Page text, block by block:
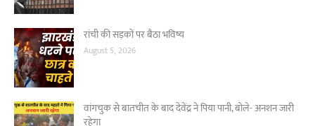
रांची की सड़कों पर बैठा भविष्य
August 5, 2026
वांगचुक से बातचीत के बाद देवेंद्र ने पिया पानी, बोले- अनशन जारी
रहेगा